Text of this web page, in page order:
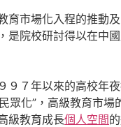
場化入程的推動及
是院校研討得以在中
年以來的高校年夜
眾化”，高級教育市場
級教育成長個人空間